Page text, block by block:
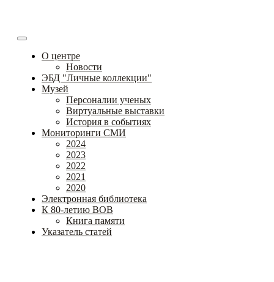
О центре
Новости
ЭБД "Личные коллекции"
Музей
Персоналии ученых
Виртуальные выставки
История в событиях
Мониторинги СМИ
2024
2023
2022
2021
2020
Электронная библиотека
К 80-летию ВОВ
Книга памяти
Указатель статей